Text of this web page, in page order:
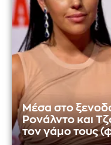
Μέσα στο
Ρονάλντο και
τον γάμο τους